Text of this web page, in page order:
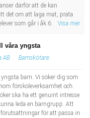
därför att de kan
det om att laga mat, prata
som går i åk.6
Visa mer
våra yngsta
AB Barnskötare
barn. Vi söker dig som
förskoleverksamhet och
ska ha ett genuint intresse
leda en barngrupp. Att
för att passa in